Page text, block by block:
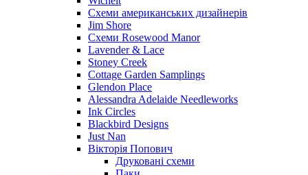
Схеми американських дизайнерів
Jim Shore
Cхеми Rosewood Manor
Lavender & Lace
Stoney Creek
Cottage Garden Samplings
Glendon Place
Alessandra Adelaide Needleworks
Ink Circles
Blackbird Designs
Just Nan
Вікторія Попович
Друковані схеми